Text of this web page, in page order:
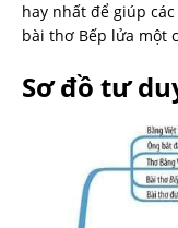
hay nhất để giúp
bài thơ Bếp lửa một
Sơ đồ tư